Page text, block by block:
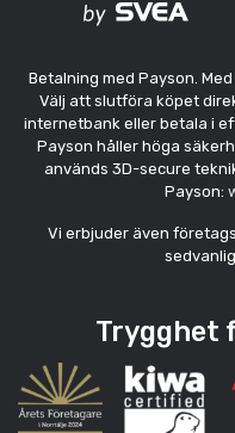
Betalning med Payson.
Välj att slutföra köpet
internetbank eller betala i
Payson håller höga
används 3D-secure
Payson:
Vi erbjuder även
Trygghet